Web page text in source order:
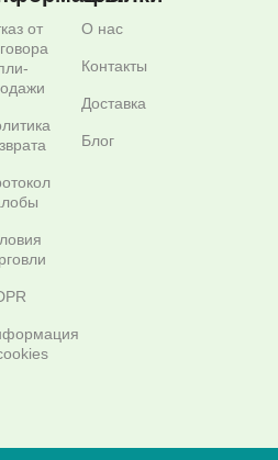
от
О нас
Контакты
Доставка
Блог